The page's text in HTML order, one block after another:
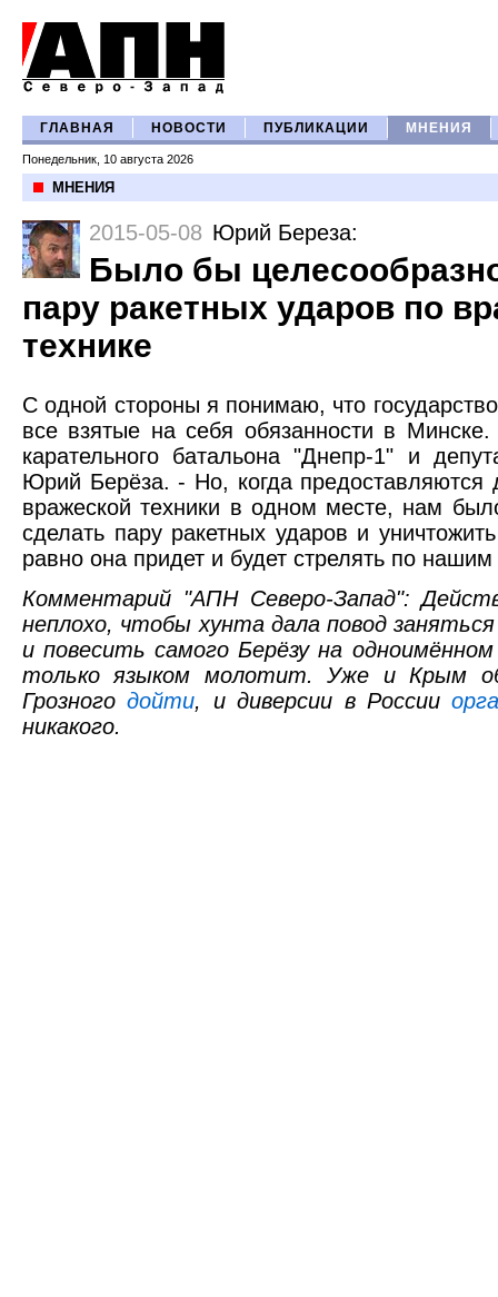
ГЛАВНАЯ НОВОСТИ ПУБЛИКАЦИИ МНЕНИЯ
Понедельник, 10 августа 2026
МНЕНИЯ
2015-05-08 Юрий Береза:
Было бы
пару ракетных ударов по
технике
С одной стороны я понимаю, что
все взятые на себя обязанности в
карательного батальона "Днепр-1" и
Юрий Берёза. - Но, когда предоставляются
вражеской техники в одном месте, нам
сделать пару ракетных ударов и
равно она придет и будет стрелять по
Комментарий "АПН Северо-Запад":
неплохо, чтобы хунта дала повод
и повесить самого Берёзу на
только языком молотит. Уже и Крым
Грозногодойти, и диверсии в России
никакого.